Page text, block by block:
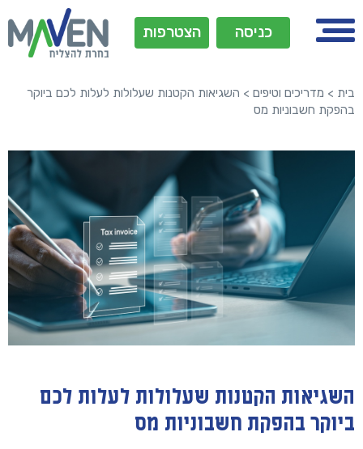
כניסה הצטרפות
בית > מדריכים וטיפים> השגיאות הקטנות שעלולות לעלות לכם ביוקר
בהפקת חשבוניות מס
השגיאות הקטנות שעלולות לעלות לכם
ביוקר בהפקת חשבוניות מס